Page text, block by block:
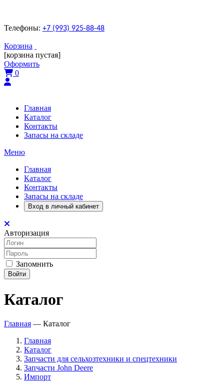
Телефоны: +7 (993) 925-88-48
Корзина
[корзина пустая]
Оформить
0
Главная
Каталог
Контакты
Запасы на складе
Меню
Главная
Каталог
Контакты
Запасы на складе
Вход в личный кабинет
Авторизация
Запомнить
Войти
Каталог
Главная — Каталог
Главная
Каталог
Запчасти для сельхозтехники и спецтехники
Запчасти John Deere
Импорт